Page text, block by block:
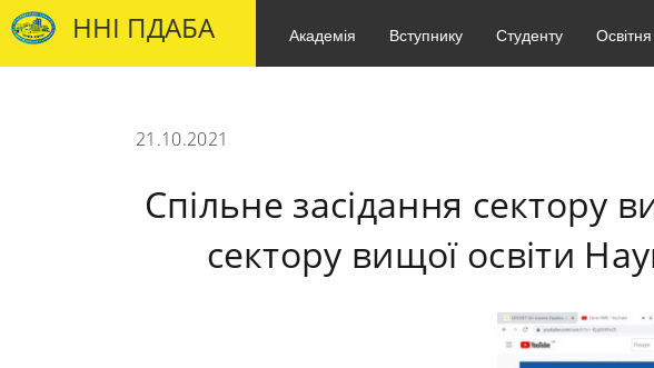
ННІ ПДАБА Академія Вступнику Студенту Освітня
21.10.2021
Спільне засідання сектору
сектору вищої освіти